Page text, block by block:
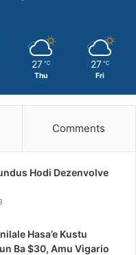
27 ℃
Thu
27 ℃
Fri
Comments
Hodi Dezenvolve
Hasa’e Kustu
Ba $30, Amu Vigario